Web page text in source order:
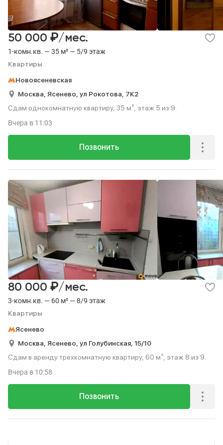
1-комн.кв. — 35 м² — 5/9 этаж
Квартиры
50 000 ₽/мес.
Новоясеневская
Москва, Ясенево, ул Рокотова, 7К2
Сдам однокомнатную квартиру, 35 м², этаж 5 из 9.
Позвонить
Вчера в 11:03
3-комн.кв. — 60 м² — 8/9 этаж
Квартиры
80 000 ₽/мес.
Ясенево
Москва, Ясенево, ул Голубинская, 15/10
Сдам в аренду трехкомнатную квартиру, 60 м², этаж 8 из 9.
Позвонить
Вчера в 10:58